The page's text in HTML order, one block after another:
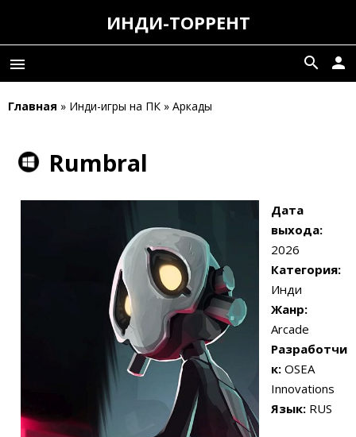
ИНДИ-ТОРРЕНТ
menu person
search
Главная » Инди-игры на ПК » Аркады
Rumbral
Дата
выхода:
2026
Категория:
Инди
Жанр:
Arcade
Разработчи
к: OSEA
Innovations
Язык: RUS